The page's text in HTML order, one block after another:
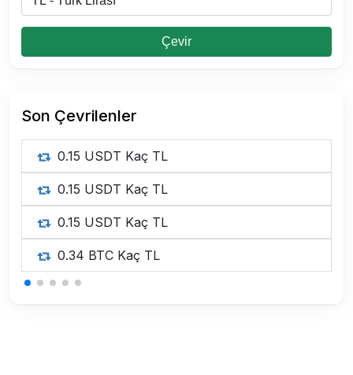
Çevir
Son Çevrilenler
0.15 USDT Kaç TL
0.15 USDT Kaç TL
0.15 USDT Kaç TL
0.34 BTC Kaç TL